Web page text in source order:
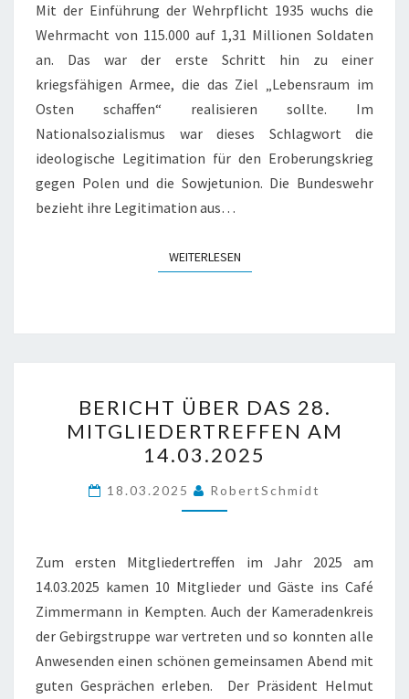
Mit der Einführung der Wehrpflicht 1935 wuchs die
Wehrmacht von 115.000 auf 1,31 Millionen Soldaten
an. Das war der erste Schritt hin zu einer
kriegsfähigen Armee, die das Ziel „Lebensraum im
Osten schaffen“ realisieren sollte. Im
Nationalsozialismus war dieses Schlagwort die
ideologische Legitimation für den Eroberungskrieg
gegen Polen und die Sowjetunion. Die Bundeswehr
bezieht ihre Legitimation aus…
WEITERLESENWEITERLESEN
ÜBER
DAS
28.
MITGLIEDERTREFFEN
AM
BERICHT ÜBER DAS 28.
MITGLIEDERTREFFEN AM
14.03.2025
18.03.2025 RobertSchmidt
Zum ersten Mitgliedertreffen im Jahr 2025 am
14.03.2025 kamen 10 Mitglieder und Gäste ins Café
Zimmermann in Kempten. Auch der Kameradenkreis
der Gebirgstruppe war vertreten und so konnten alle
Anwesenden einen schönen gemeinsamen Abend mit
guten Gesprächen erleben. Der Präsident Helmut